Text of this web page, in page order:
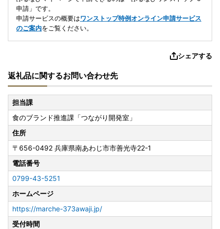
申請」です。
申請サービスの概要はワンストップ特例オンライン申請サービス
のご案内をご覧ください。
シェアする
返礼品に関するお問い合わせ先
担当課
食のブランド推進課「つながり開発室」
住所
〒656-0492 兵庫県南あわじ市市善光寺22-1
電話番号
0799-43-5251
ホームページ
https://marche-373awaji.jp/
受付時間